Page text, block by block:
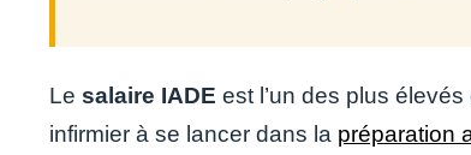
Le salaire IADE est l’un des plus
infirmier à se lancer dans la préparation